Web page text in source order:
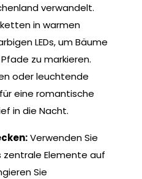
verwandelt.
in warmen
LEDs, um Bäume
zu markieren.
oder leuchtende
eine romantische
in die Nacht.
Verwenden Sie
zentrale Elemente auf
Sie